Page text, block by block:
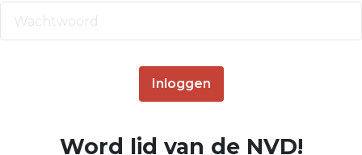
Inloggen
Word lid van de NVD!